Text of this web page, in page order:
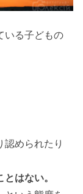
いる子どもの
認められたり
はない。